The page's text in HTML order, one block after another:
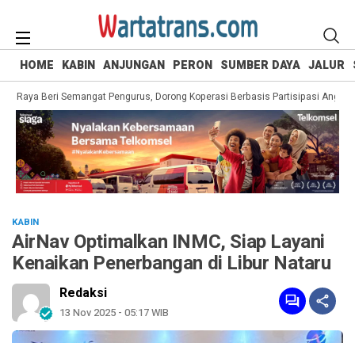
HOME KABIN ANJUNGAN PERON SUMBER DAYA JALUR
Beri Semangat Pengurus, Dorong Koperasi Berbasis Partisipasi Anggota
KABIN
AirNav Optimalkan INMC, Siap Layani
Kenaikan Penerbangan di Libur Nataru
Redaksi
13 Nov 2025 - 05:17 WIB